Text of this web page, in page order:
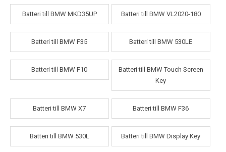
Batteri till BMW MKD35UP Batteri till BMW VL2020-180
Batteri till BMW F35 Batteri till BMW 530LE
Batteri till BMW F10
Batteri till BMW Touch Screen
Key
Batteri till BMW X7 Batteri till BMW F36
Batteri till BMW 530L Batteri till BMW Display Key